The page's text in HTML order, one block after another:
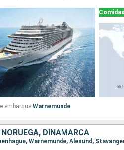
embarque:Warnemunde
DINAMARCA
Warnemunde, Alesund,